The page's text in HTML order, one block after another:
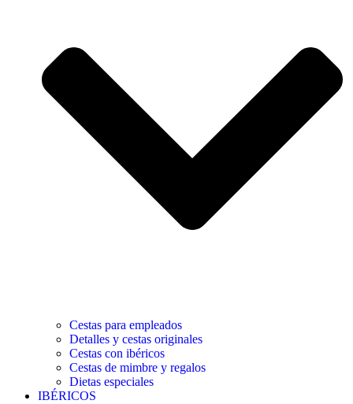
Cestas para empleados
Detalles y cestas originales
Cestas con ibéricos
Cestas de mimbre y regalos
Dietas especiales
IBÉRICOS